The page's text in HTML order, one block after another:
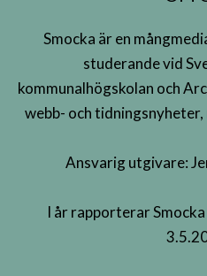
Smocka är en
studerande vid
kommunalhögskolan och
webb- och
Ansvarig utgivare:
I år rapporterar